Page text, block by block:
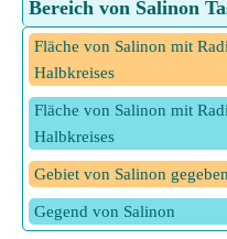
Bereich von Salinon
Fläche von Salinon mit
Halbkreises
Fläche von Salinon mit
Halbkreises
Gebiet von Salinon
Gegend von Salinon